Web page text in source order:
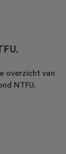
overzicht van
NTFU.